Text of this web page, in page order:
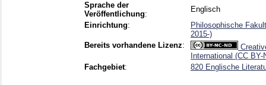
Sprache der
Veröffentlichung:
Englisch
Einrichtung:
Philosophische
2015-)
Bereits vorhandene Lizenz:
International (CC BY-
Fachgebiet: 820 Englische